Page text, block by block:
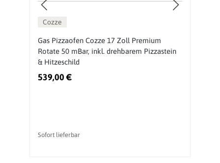
Cozze
Gas Pizzaofen Cozze 17 Zoll Premium
Rotate 50 mBar, inkl. drehbarem Pizzastein
& Hitzeschild
539,00 €
Sofort lieferbar